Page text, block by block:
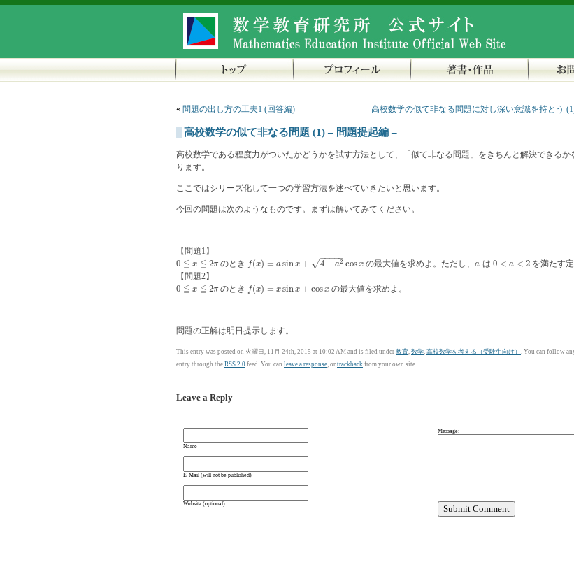
« 問題の出し方の工夫1 (回答編) 高校数学の似て非なる問題に対し深い意識を持とう
高校数学の似て非なる問題 (1) – 問題提起編 –
高校数学である程度力がついたかどうかを試す方法として、「似て非なる問題」をきちんと解決できるか
ります。
ここではシリーズ化して一つの学習方法を述べていきたいと思います。
今回の問題は次のようなものです。まずは解いてみてください。
【問題1】
0 ≦ x ≦ 2π
0 ≦x ≦ 2π のとき f(x) = asin x + 4 − a2
− −
−−−
√ cosx
f(x)= asinx+4−a 2cosx の最大値を求めよ。ただし、a
a は0 < a < 2
0 <a<2
を満たす定
【問題2】
0 ≦ x ≦ 2π
0 ≦x ≦ 2π のとき f(x) = xsin x + cosx
f(x)= xsinx+cosx の最大値を求めよ。
問題の正解は明日提示します。
This entry was posted on 火曜日, 11月 24th, 2015 at 10:02 AM and is filed under 教育, 数学, 高校数学を考える（受験生向け） . You can follow
entry through the RSS 2.0 feed. You can leave a response, or trackback from your own site.
Leave a Reply
Name
E-Mail (will not be published)
Website (optional)
Message: